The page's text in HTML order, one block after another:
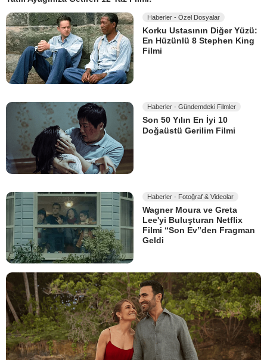
Haberler - Özel Dosyalar
Korku Ustasının Diğer Yüzü:
En Hüzünlü 8 Stephen King
Filmi
Haberler - Gündemdeki Filmler
Son 50 Yılın En İyi 10
Doğaüstü Gerilim Filmi
Haberler - Fotoğraf & Videolar
Wagner Moura ve Greta
Lee'yi Buluşturan Netflix
Filmi “Son Ev”den Fragman
Geldi